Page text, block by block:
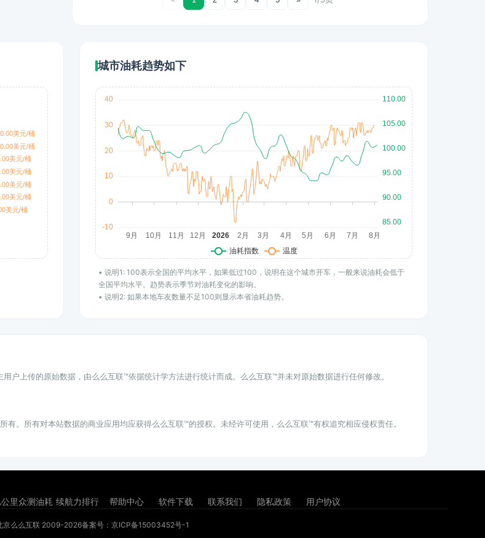
城市油耗趋势如下
• 说明1: 100表示全国的平均水平，如果低过100，说明在这个城市开车，一般来说油耗会低于
全国平均水平。趋势表示季节对油耗变化的影响。
• 说明2: 如果本地车友数量不足100则显示本省油耗趋势。
户上传的原始数据，由么么互联™依据统计学方法进行统计而成。么么互联™并未对原始数据进行任何修改。
。所有对本站数据的商业应用均应获得么么互联™的授权。未经许可使用，么么互联™有权追究相应侵权责任。
里众测油耗 续航力排行 帮助中心 软件下载 联系我们 隐私政策 用户协议
么么互联 2009-2026备案号：京ICP备15003452号-1